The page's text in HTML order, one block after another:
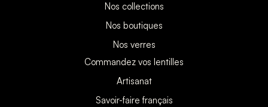
Nos collections
Nos boutiques
Nos verres
Commandez vos lentilles
Artisanat
Savoir-faire français